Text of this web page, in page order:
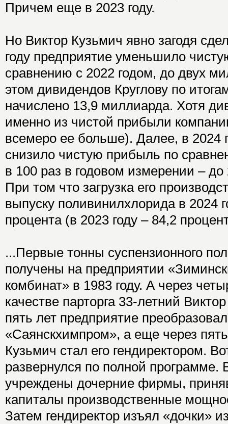
Причем еще в 2023 году.
Но Виктор Кузьмич явно загодя
году предприятие уменьшило
сравнению с 2022 годом, до двух
этом дивидендов Круглову по
начислено 13,9 миллиарда. Хотя
именно из чистой прибыли
всемеро ее больше). Далее, в 2024
снизило чистую прибыль по
в 100 раз в годовом измерении –
При том что загрузка его
выпуску поливинилхлорида в 2024
процента (в 2023 году – 84,2
...Первые тонны суспензионного
получены на предприятии
комбинат» в 1983 году. А через
качестве парторга 33-летний
пять лет предприятие
«Саянскхимпром», а еще через
Кузьмич стал его гендиректором.
развернулся по полной программе.
учреждены дочерние фирмы,
капиталы производственные
Затем гендиректор изъял «дочки»